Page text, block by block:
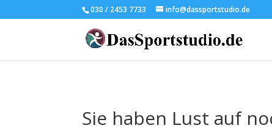
030 / 2453 7733 info@dassportstudio.de
Sie haben Lust auf